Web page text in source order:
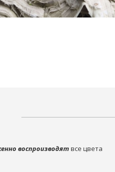
воспроизводят все цвета